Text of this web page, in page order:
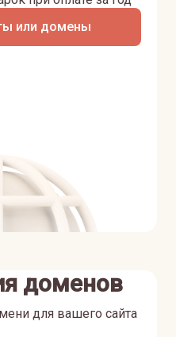
или домены
доменов
для вашего сайта